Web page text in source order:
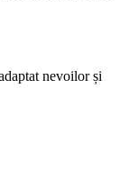
nevoilor și